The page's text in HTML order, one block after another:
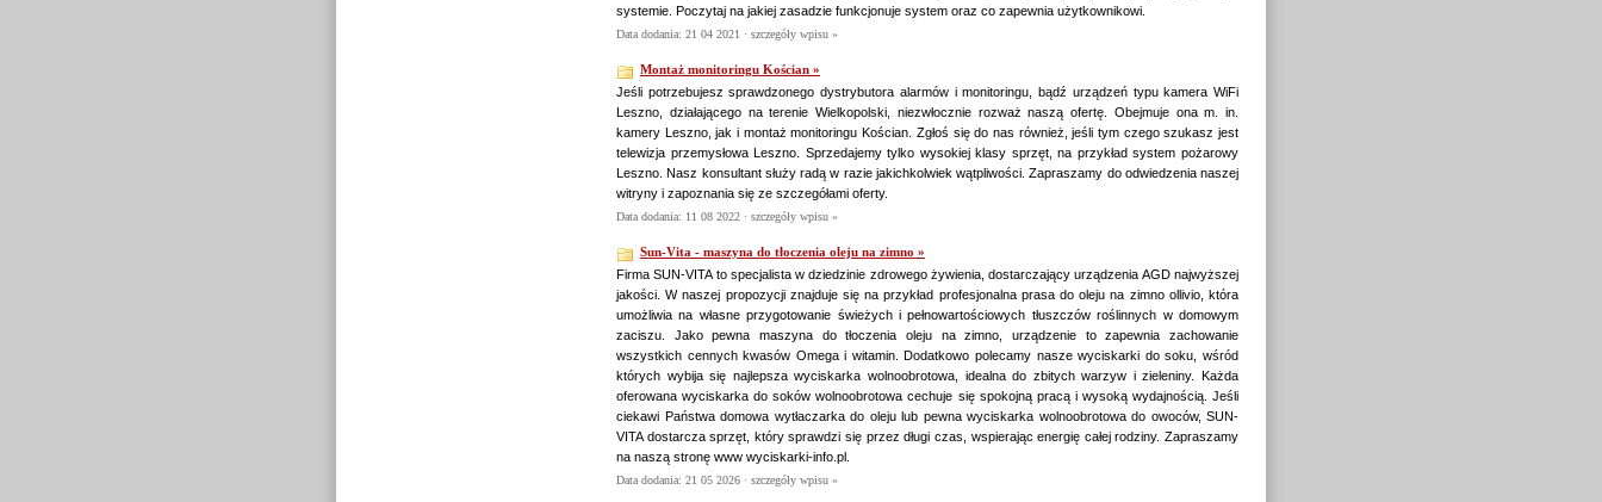
systemie. Poczytaj na jakiej zasadzie funkcjonuje system oraz co zapewnia użytkownikowi.
Data dodania: 21 04 2021 · szczegóły wpisu »
Montaż monitoringu Kościan »
Jeśli potrzebujesz sprawdzonego dystrybutora alarmów i monitoringu, bądź urządzeń typu kamera WiFi
Leszno, działającego na terenie Wielkopolski, niezwłocznie rozważ naszą ofertę. Obejmuje ona m. in.
kamery Leszno, jak i montaż monitoringu Kościan. Zgłoś się do nas również, jeśli tym czego szukasz jest
telewizja przemysłowa Leszno. Sprzedajemy tylko wysokiej klasy sprzęt, na przykład system pożarowy
Leszno. Nasz konsultant służy radą w razie jakichkolwiek wątpliwości. Zapraszamy do odwiedzenia naszej
witryny i zapoznania się ze szczegółami oferty.
Data dodania: 11 08 2022 · szczegóły wpisu »
Sun-Vita - maszyna do tłoczenia oleju na zimno »
Firma SUN-VITA to specjalista w dziedzinie zdrowego żywienia, dostarczający urządzenia AGD najwyższej
jakości. W naszej propozycji znajduje się na przykład profesjonalna prasa do oleju na zimno ollivio, która
umożliwia na własne przygotowanie świeżych i pełnowartościowych tłuszczów roślinnych w domowym
zaciszu. Jako pewna maszyna do tłoczenia oleju na zimno, urządzenie to zapewnia zachowanie
wszystkich cennych kwasów Omega i witamin. Dodatkowo polecamy nasze wyciskarki do soku, wśród
których wybija się najlepsza wyciskarka wolnoobrotowa, idealna do zbitych warzyw i zieleniny. Każda
oferowana wyciskarka do soków wolnoobrotowa cechuje się spokojną pracą i wysoką wydajnością. Jeśli
ciekawi Państwa domowa wytłaczarka do oleju lub pewna wyciskarka wolnoobrotowa do owoców, SUN-
VITA dostarcza sprzęt, który sprawdzi się przez długi czas, wspierając energię całej rodziny. Zapraszamy
na naszą stronę www wyciskarki-info.pl.
Data dodania: 21 05 2026 · szczegóły wpisu »